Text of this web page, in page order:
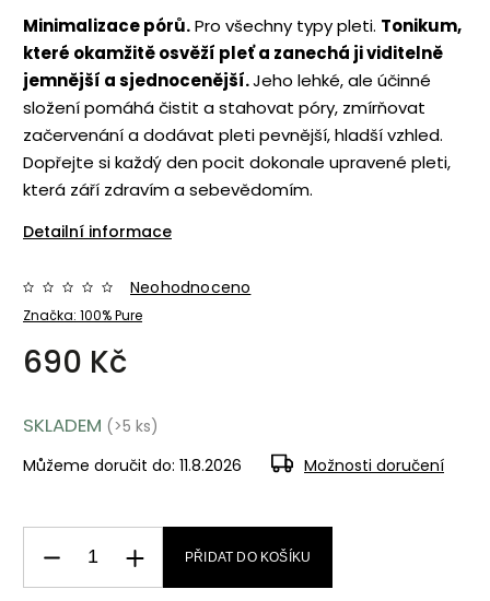
Minimalizace pórů.Pro všechny typy pleti. Tonikum,
které okamžitě osvěží pleť a zanechá ji viditelně
jemnější a sjednocenější.Jeho lehké, ale účinné
složení pomáhá čistit a stahovat póry, zmírňovat
začervenání a dodávat pleti pevnější, hladší vzhled.
Dopřejte si každý den pocit dokonale upravené pleti,
která září zdravím a sebevědomím.
Detailní informace
Značka: 100% Pure
Neohodnoceno
690 Kč
SKLADEM (>5 ks)
Můžeme doručit do: 11.8.2026 Možnosti doručení
PŘIDAT DO KOŠÍKU